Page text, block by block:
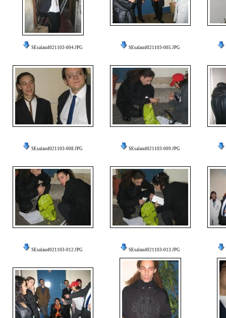
SEsalaud021103-004.JPG SEsalaud021103-005.JPG
SEsalaud021103-008.JPG SEsalaud021103-009.JPG
SEsalaud021103-012.JPG SEsalaud021103-013.JPG